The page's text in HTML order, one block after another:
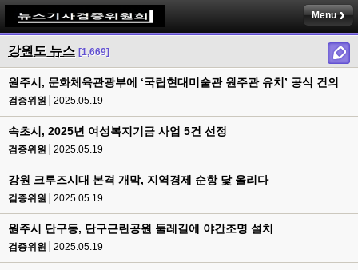
Menu
강원도 뉴스 [1,669]
원주시, 문화체육관광부에 ‘국립현대미술관 원주관 유치’ 공식 건의
검증위원 2025.05.19
속초시, 2025년 여성복지기금 사업 5건 선정
검증위원 2025.05.19
강원 크루즈시대 본격 개막, 지역경제 순항 닻 올리다
검증위원 2025.05.19
원주시 단구동, 단구근린공원 둘레길에 야간조명 설치
검증위원 2025.05.19